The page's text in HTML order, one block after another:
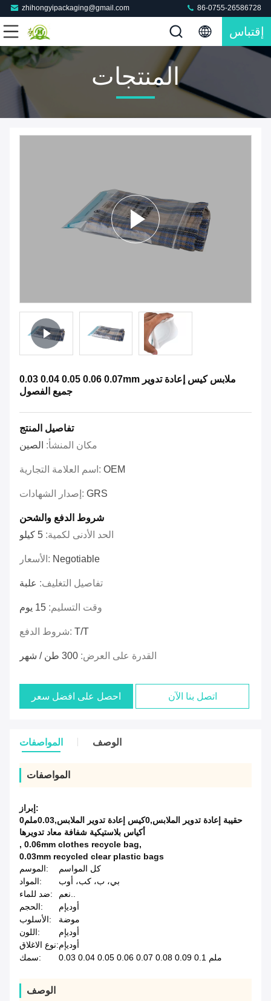
zhihongyipackaging@gmail.com 86-0755-26586728
إقتباس
المنتجات
0.03 0.04 0.05 0.06 0.07mm ملابس كيس إعادة تدوير
جميع الفصول
تفاصيل المنتج
مكان المنشأ: الصين
اسم العلامة التجارية: OEM
إصدار الشهادات: GRS
شروط الدفع والشحن
الحد الأدنى لكمية: 5 كيلو
الأسعار: Negotiable
تفاصيل التغليف: علبة
وقت التسليم: 15 يوم
شروط الدفع: T/T
القدرة على العرض: 300 طن / شهر
احصل على افضل سعر اتصل بنا الآن
المواصفات الوصف
المواصفات
إبراز:
0حقيبة إعادة تدوير الملابس,0كيس إعادة تدوير الملابس,0.03ملم
أكياس بلاستيكية شفافة معاد تدويرها
, 0.06mm clothes recycle bag,
0.03mm recycled clear plastic bags
الموسم:
كل المواسم
المواد:
بي، ب، كب، أوب
ضد للماء:
نعم..
الحجم:
أوديإم
الأسلوب:
موضة
اللون:
أوديإم
نوع الاغلاق:أوديإم
سمك:
0.03 0.04 0.05 0.06 0.07 0.08 0.09 0.1 ملم
الوصف